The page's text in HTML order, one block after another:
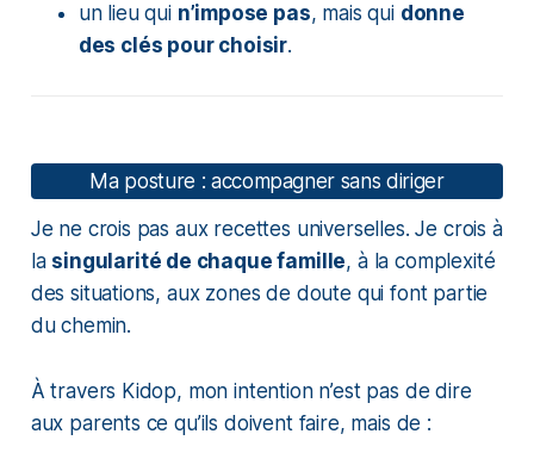
un lieu qui n’impose pas, mais qui donne
des clés pour choisir.
Ma posture : accompagner sans diriger
Je ne crois pas aux recettes universelles. Je crois à
la singularité de chaque famille, à la complexité
des situations, aux zones de doute qui font partie
du chemin.
À travers Kidop, mon intention n’est pas de dire
aux parents ce qu’ils doivent faire, mais de :